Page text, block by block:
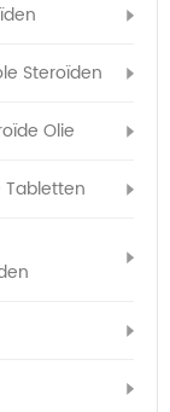
Steroïden
Olie
Tabletten